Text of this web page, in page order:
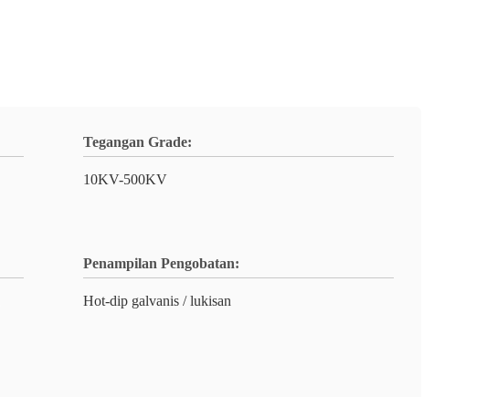
Tegangan Grade:
10KV-500KV
Penampilan Pengobatan:
Hot-dip galvanis / lukisan